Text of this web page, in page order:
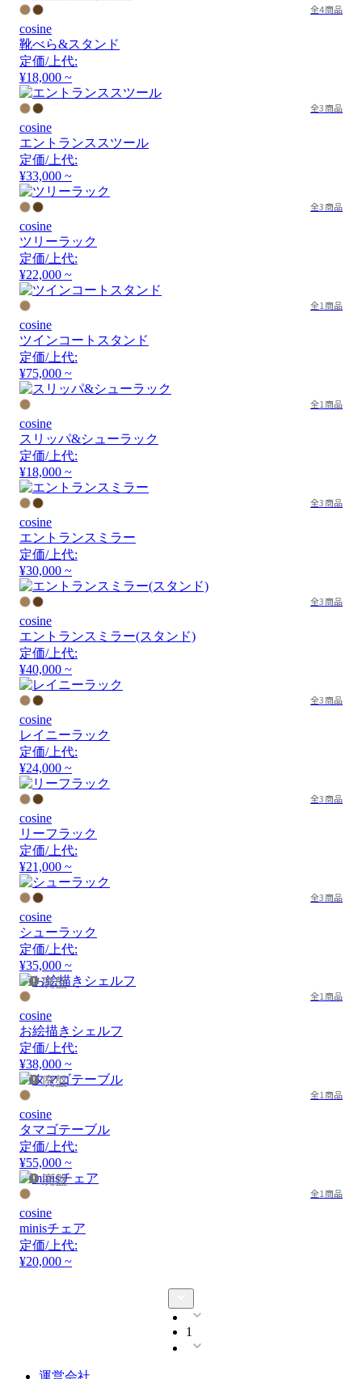
全4商品
cosine
靴べら&スタンド
定価/上代:
¥18,000 ~
全3商品
cosine
エントランススツール
定価/上代:
¥33,000 ~
全3商品
cosine
ツリーラック
定価/上代:
¥22,000 ~
全1商品
cosine
ツインコートスタンド
定価/上代:
¥75,000 ~
全1商品
cosine
スリッパ&シューラック
定価/上代:
¥18,000 ~
全3商品
cosine
エントランスミラー
定価/上代:
¥30,000 ~
全3商品
cosine
エントランスミラー(スタンド)
定価/上代:
¥40,000 ~
全3商品
cosine
レイニーラック
定価/上代:
¥24,000 ~
全3商品
cosine
リーフラック
定価/上代:
¥21,000 ~
全3商品
cosine
シューラック
定価/上代:
¥35,000 ~
廃盤
全1商品
cosine
お絵描きシェルフ
定価/上代:
¥38,000 ~
廃盤
全1商品
cosine
タマゴテーブル
定価/上代:
¥55,000 ~
廃盤
全1商品
cosine
minisチェア
定価/上代:
¥20,000 ~
1
運営会社